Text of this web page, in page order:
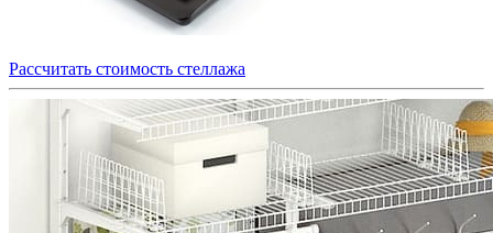
Рассчитать стоимость стеллажа